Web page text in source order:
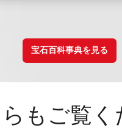
宝石百科事典を見る
もご覧く